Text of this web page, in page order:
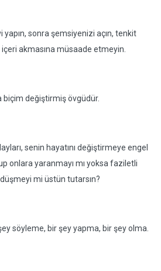
sonra şemsiyenizi açın, tenkit
akmasına müsaade etmeyin.
biçim değiştirmiş övgüdür.
senin hayatını değiştirmeye engel
onlara yaranmayı mı yoksa faziletli
mi üstün tutarsın?
söyleme, bir şey yapma, bir şey olma.